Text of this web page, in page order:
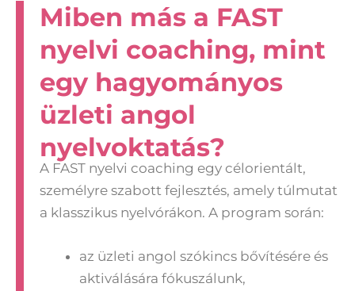
Miben más a FAST
nyelvi coaching, mint
egy hagyományos
üzleti angol
nyelvoktatás?
A FAST nyelvi coaching egy célorientált,
személyre szabott fejlesztés, amely túlmutat
a klasszikus nyelvórákon. A program során:
az üzleti angol szókincs bővítésére és
aktiválására fókuszálunk,